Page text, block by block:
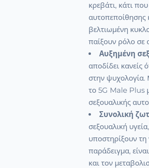
κρεβάτι, κάτι
αυτοπεποίθησης
βελτιωμένη
παίξουν ρόλο σε
Αυξημένη
αποδίδει κανείς
στην ψυχολογία.
το 5G Male Plus
σεξουαλικής
Συνολική
σεξουαλική
υποστηρίξουν
παράδειγμα,
και τον